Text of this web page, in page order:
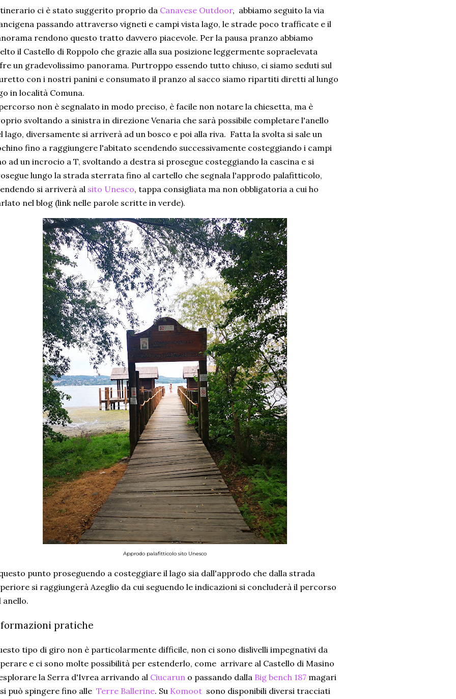
ci è stato suggerito proprio da Canavese Outdoor, abbiamo seguito la via
passando attraverso vigneti e campi vista lago, le strade poco trafficate e il
rendono questo tratto davvero piacevole. Per la pausa pranzo abbiamo
il Castello di Roppolo che grazie alla sua posizione leggermente sopraelevata
un gradevolissimo panorama. Purtroppo essendo tutto chiuso, ci siamo seduti sul
con i nostri panini e consumato il pranzo al sacco siamo ripartiti diretti al lungo
in località Comuna.
non è segnalato in modo preciso, è facile non notare la chiesetta, ma è
svoltando a sinistra in direzione Venaria che sarà possibile completare l'anello
lago, diversamente si arriverà ad un bosco e poi alla riva. Fatta la svolta si sale un
fino a raggiungere l'abitato scendendo successivamente costeggiando i campi
ad un incrocio a T, svoltando a destra si prosegue costeggiando la cascina e si
lungo la strada sterrata fino al cartello che segnala l'approdo palafitticolo,
si arriverà al sito Unesco, tappa consigliata ma non obbligatoria a cui ho
nel blog (link nelle parole scritte in verde).
Approdo palafitticolo sito Unesco
punto proseguendo a costeggiare il lago sia dall'approdo che dalla strada
si raggiungerà Azeglio da cui seguendo le indicazioni si concluderà il percorso
anello.
pratiche
tipo di giro non è particolarmente difficile, non ci sono dislivelli impegnativi da
e ci sono molte possibilità per estenderlo, come arrivare al Castello di Masino
la Serra d'Ivrea arrivando al Ciucarun o passando dalla Big bench 187 magari
può spingere fino alle Terre Ballerine. Su Komoot sono disponibili diversi tracciati